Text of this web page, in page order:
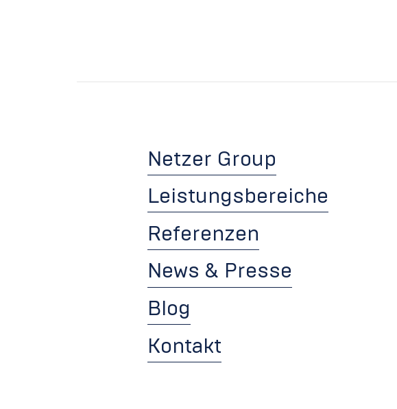
Netzer Group
Leistungsbereiche
Referenzen
News & Presse
Blog
Kontakt